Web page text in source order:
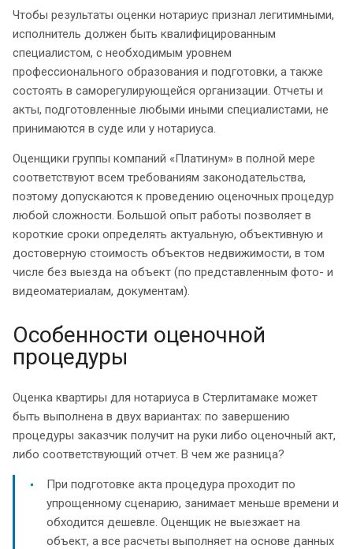
Чтобы результаты оценки нотариус признал легитимными,
исполнитель должен быть квалифицированным
специалистом, с необходимым уровнем
профессионального образования и подготовки, а также
состоять в саморегулирующейся организации. Отчеты и
акты, подготовленные любыми иными специалистами, не
принимаются в суде или у нотариуса.
Оценщики группы компаний «Платинум» в полной мере
соответствуют всем требованиям законодательства,
поэтому допускаются к проведению оценочных процедур
любой сложности. Большой опыт работы позволяет в
короткие сроки определять актуальную, объективную и
достоверную стоимость объектов недвижимости, в том
числе без выезда на объект (по представленным фото- и
видеоматериалам, документам).
Особенности оценочной
процедуры
Оценка квартиры для нотариуса в Стерлитамаке может
быть выполнена в двух вариантах: по завершению
процедуры заказчик получит на руки либо оценочный акт,
либо соответствующий отчет. В чем же разница?
При подготовке акта процедура проходит по
упрощенному сценарию, занимает меньше времени и
обходится дешевле. Оценщик не выезжает на
объект, а все расчеты выполняет на основе данных